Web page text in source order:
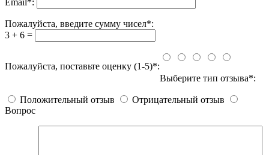
Пожалуйста, введите сумму чисел*:
3 + 6 =
Пожалуйста, поставьте оценку (1-5)*:
Выберите тип отзыва*:
Положительный отзыв
Отрицательный отзыв
Вопрос